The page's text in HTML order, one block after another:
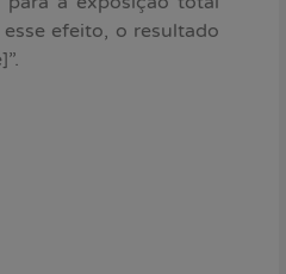
efeito, o resultado